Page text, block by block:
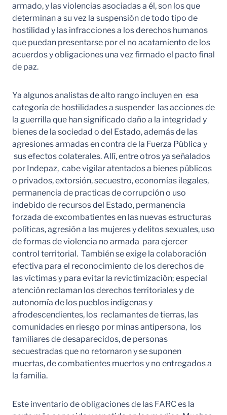
armado, y las violencias asociadas a él, son los que
determinan a su vez la suspensión de todo tipo de
hostilidad y las infracciones a los derechos humanos
que puedan presentarse por el no acatamiento de los
acuerdos y obligaciones una vez firmado el pacto final
de paz.
Ya algunos analistas de alto rango incluyen en esa
categoría de hostilidades a suspender las acciones de
la guerrilla que han significado daño a la integridad y
bienes de la sociedad o del Estado, además de las
agresiones armadas en contra de la Fuerza Pública y
sus efectos colaterales. Allí, entre otros ya señalados
por Indepaz, cabe vigilar atentados a bienes públicos
o privados, extorsión, secuestro, economías ilegales,
permanencia de practicas de corrupción o uso
indebido de recursos del Estado, permanencia
forzada de excombatientes en las nuevas estructuras
políticas, agresión a las mujeres y delitos sexuales, uso
de formas de violencia no armada para ejercer
control territorial. También se exige la colaboración
efectiva para el reconocimiento de los derechos de
las víctimas y para evitar la revictimización; especial
atención reclaman los derechos territoriales y de
autonomía de los pueblos indígenas y
afrodescendientes, los reclamantes de tierras, las
comunidades en riesgo por minas antipersona, los
familiares de desaparecidos, de personas
secuestradas que no retornaron y se suponen
muertas, de combatientes muertos y no entregados a
la familia.
Este inventario de obligaciones de las FARC es la